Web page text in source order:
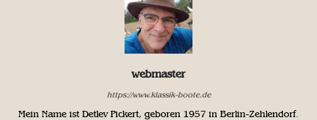
webmaster
https://www.klassik-boote.de
Mein Name ist Detlev Pickert, geboren 1957 in Berlin-Zehlendorf.